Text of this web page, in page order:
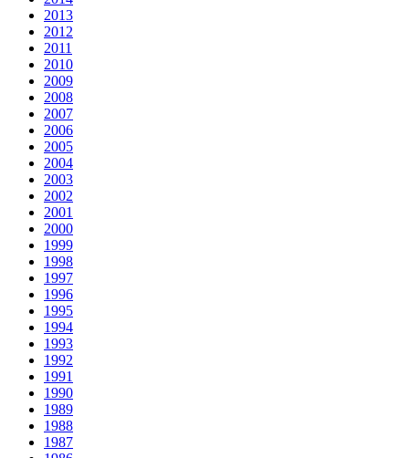
2013
2012
2011
2010
2009
2008
2007
2006
2005
2004
2003
2002
2001
2000
1999
1998
1997
1996
1995
1994
1993
1992
1991
1990
1989
1988
1987